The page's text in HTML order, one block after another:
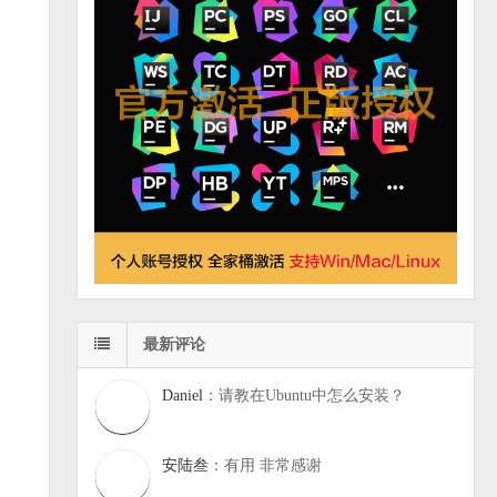
最新评论
Daniel ：请教在Ubuntu中怎么安装？
安陆叁 ：有用 非常感谢